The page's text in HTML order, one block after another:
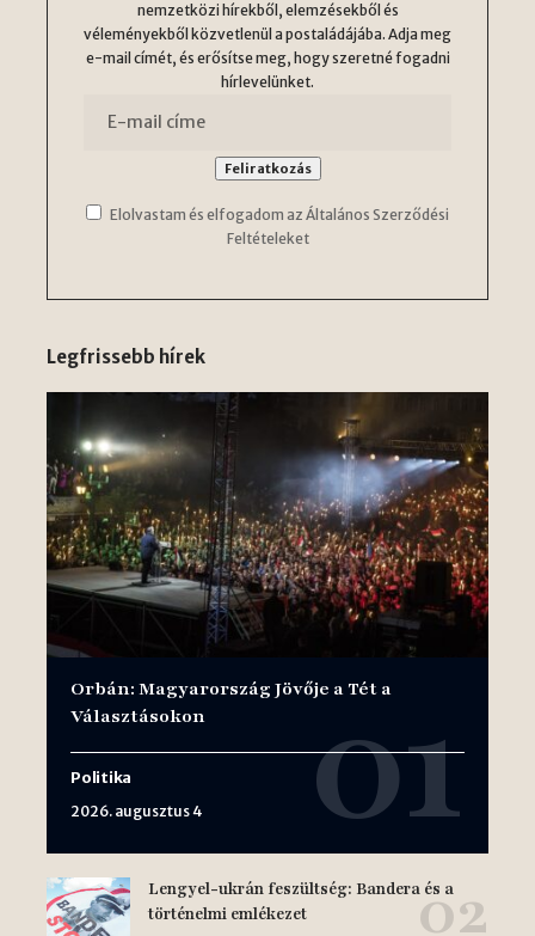
nemzetközi hírekből, elemzésekből és
véleményekből közvetlenül a postaládájába. Adja meg
e-mail címét, és erősítse meg, hogy szeretné fogadni
hírlevelünket.
Elolvastam és elfogadom az Általános Szerződési
Feltételeket
Legfrissebb hírek
Orbán: Magyarország Jövője a Tét a
Választásokon
Politika
2026. augusztus 4
Lengyel-ukrán feszültség: Bandera és a
történelmi emlékezet